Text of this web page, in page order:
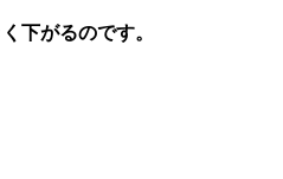
下がるのです。